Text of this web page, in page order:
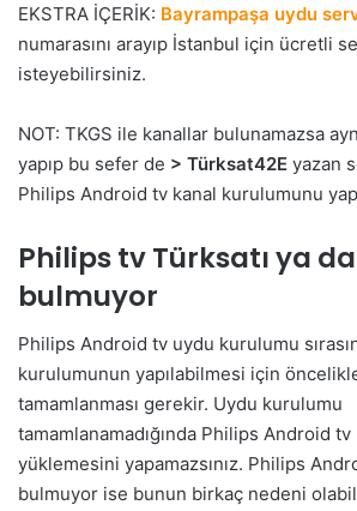
EKSTRA İÇERİK: Bayrampaşa uydu
numarasını arayıp İstanbul için ücretli
isteyebilirsiniz.
NOT: TKGS ile kanallar bulunamazsa
yapıp bu sefer de > Türksat42E yazan
Philips Android tv kanal kurulumunu
Philips tv Türksatı ya
bulmuyor
Philips Android tv uydu kurulumu
kurulumunun yapılabilmesi için
tamamlanması gerekir. Uydu kurulumu
tamamlanamadığında Philips Android
yüklemesini yapamazsınız. Philips
bulmuyor ise bunun birkaç nedeni